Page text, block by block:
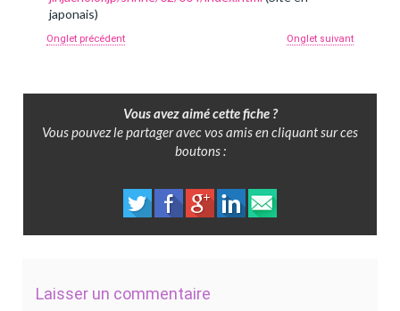
japonais)
Onglet précédent Onglet suivant
Vous avez aimé cette fiche ?
Vous pouvez le partager avec vos amis en cliquant sur ces
boutons :
Laisser un commentaire